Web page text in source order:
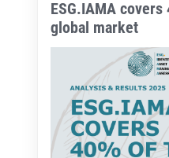
ESG.IAMA covers
global market